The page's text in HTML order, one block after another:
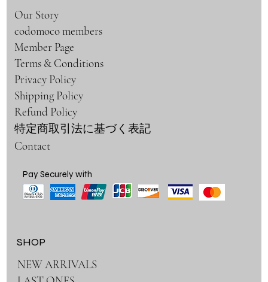
Our Story
codomoco members
Member Page
Terms & Conditions
Privacy Policy
Shipping Policy
Refund Policy
特定商取引法に基づく表記
Contact
SHOP
NEW ARRIVALS
Pay Securely with